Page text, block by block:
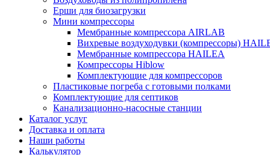
Ерши для биозагрузки
Мини компрессоры
Мембранные компрессора AIRLAB
Вихревые воздуходувки (компрессоры)
Мембранные компрессора HAILEA
Компрессоры Hiblow
Комплектующие для компрессоров
Пластиковые погреба с готовыми полками
Комплектующие для септиков
Канализационно-насосные станции
Каталог услуг
Доставка и оплата
Наши работы
Калькулятор